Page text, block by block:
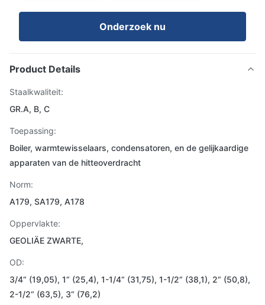
Onderzoek nu
Product Details
Staalkwaliteit:
GR.A, B, C
Toepassing:
Boiler, warmtewisselaars, condensatoren, en de gelijkaardige
apparaten van de hitteoverdracht
Norm:
A179, SA179, A178
Oppervlakte:
GEOLIÄE ZWARTE,
OD:
3/4“ (19,05), 1“ (25,4), 1-1/4“ (31,75), 1-1/2“ (38,1), 2“ (50,8),
2-1/2“ (63,5), 3“ (76,2)